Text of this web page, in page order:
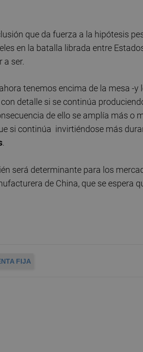
que da fuerza a la hipótesis
en la batalla librada entre
a ser.
tenemos encima de la mesa -y
detalle si se continúa
de ello se amplía más o
si continúa invirtiéndose más
.
será determinante para los
de China, que se espera
FIJA